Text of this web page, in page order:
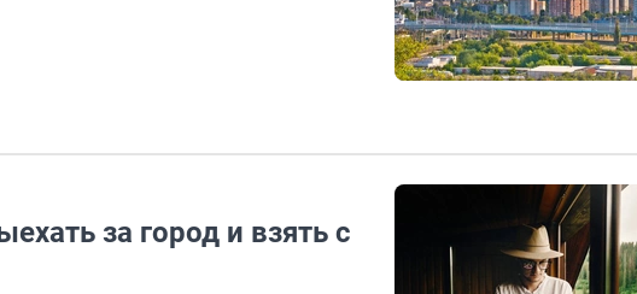
за город и взять с